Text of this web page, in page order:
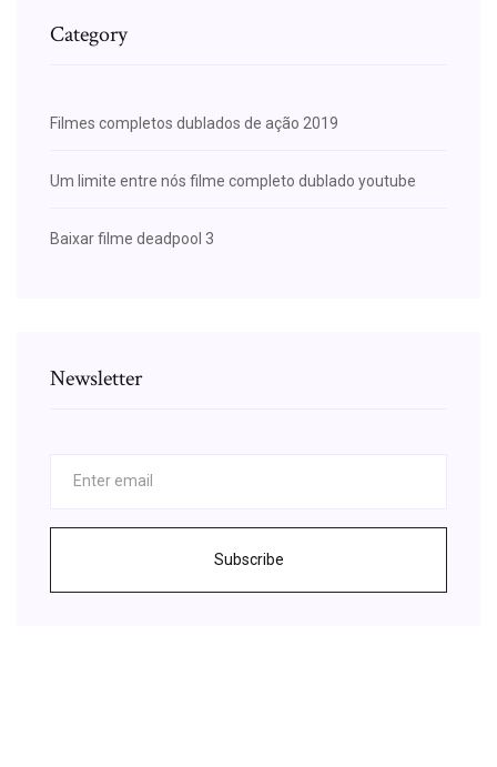
Category
Filmes completos dublados de ação 2019
Um limite entre nós filme completo dublado youtube
Baixar filme deadpool 3
Newsletter
Subscribe